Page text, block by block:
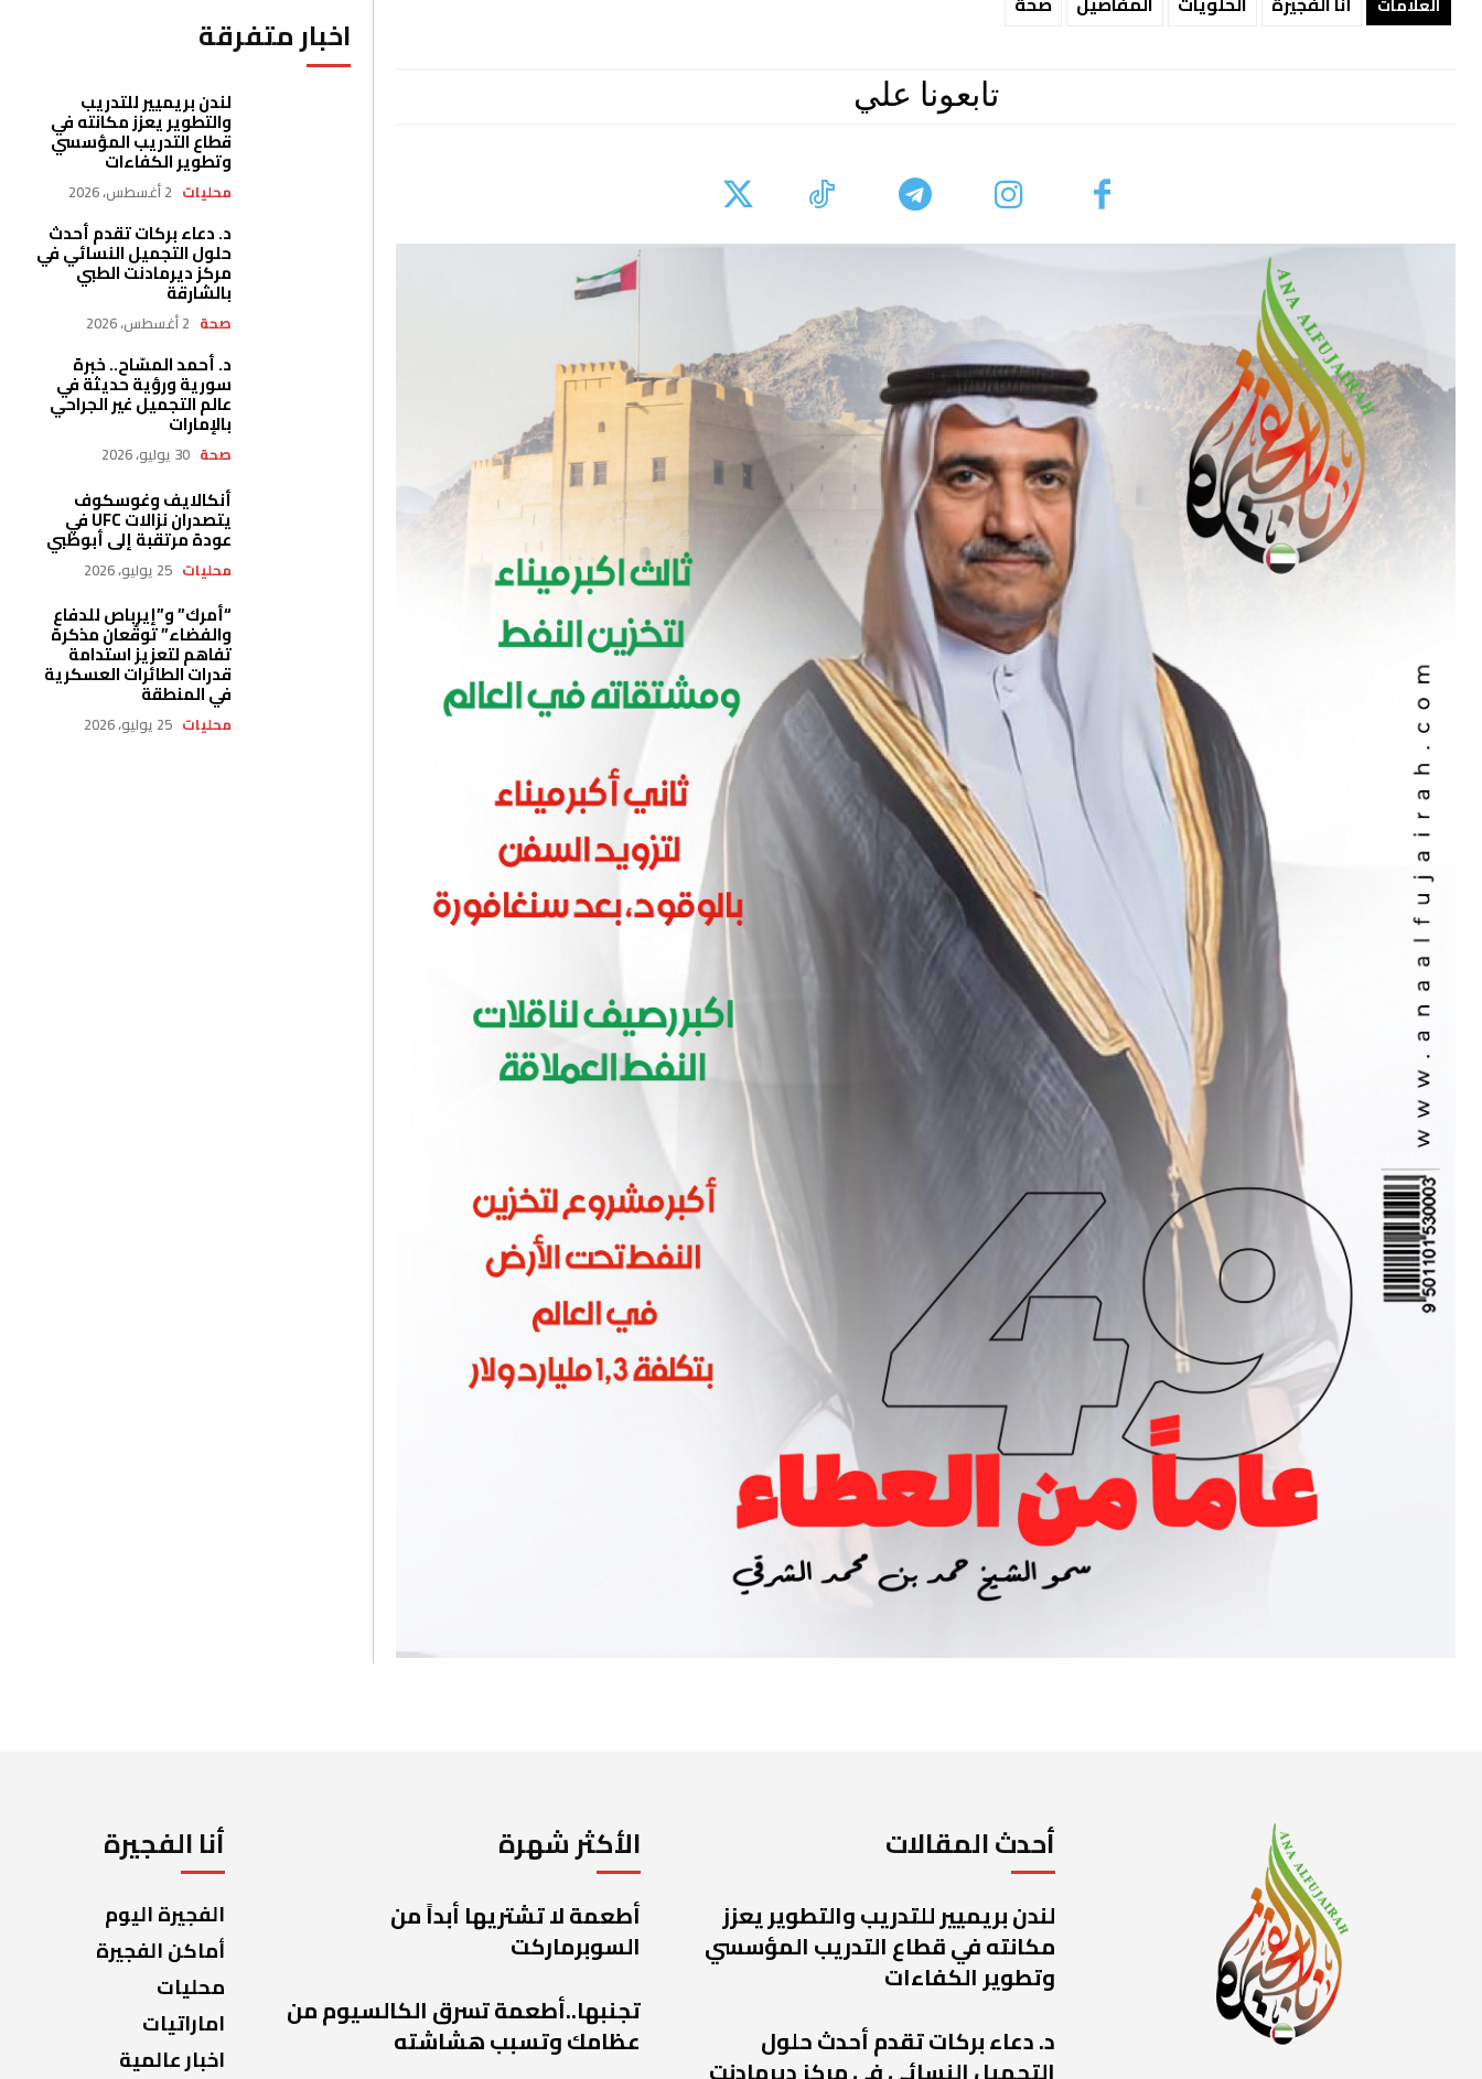
اخبار متفرقة
لندن بريميير للتدريب
والتطوير يعزز مكانته في
قطاع التدريب المؤسسي
وتطوير الكفاءات
محليات 2 أغسطس، 2026
د. دعاء بركات تقدم أحدث
حلول التجميل النسائي في
مركز ديرمادنت الطبي
بالشارقة
صحة 2 أغسطس، 2026
د. أحمد المسّاح.. خبرة
سورية ورؤية حديثة في
عالم التجميل غير الجراحي
بالإمارات
صحة 30 يوليو، 2026
أنكالايف وغوسكوف
يتصدران نزالات UFC في
عودة مرتقبة إلى أبوظبي
محليات 25 يوليو، 2026
“أمرك” و”إيرباص للدفاع
والفضاء” توقّعان مذكرة
تفاهم لتعزيز استدامة
قدرات الطائرات العسكرية
في المنطقة
محليات 25 يوليو، 2026
تابعونا علي
أنا الفجيرة
الفجيرة اليوم
أماكن الفجيرة
محليات
اماراتيات
اخبار عالمية
الأكثر شهرة
أطعمة لا تشتريها أبداً من
السوبرماركت
تجنبها..أطعمة تسرق الكالسيوم من
عظامك وتسبب هشاشته
أحدث المقالات
لندن بريميير للتدريب والتطوير يعزز
مكانته في قطاع التدريب المؤسسي
وتطوير الكفاءات
د. دعاء بركات تقدم أحدث حلول